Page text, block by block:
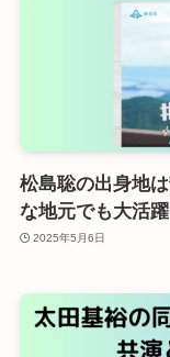
松島聡の出身地
な地元でも大活躍
2025年5月6日